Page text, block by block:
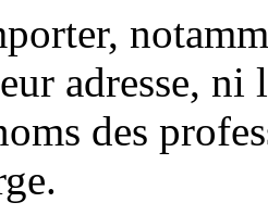
adresse, ni
des